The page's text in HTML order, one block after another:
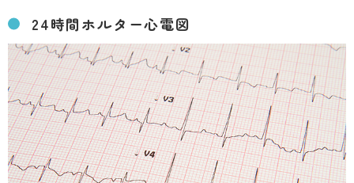
24時間ホルター心電図